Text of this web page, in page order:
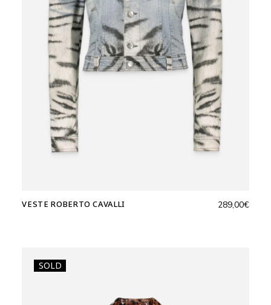
VESTE ROBERTO CAVALLI 289,00€
SOLD